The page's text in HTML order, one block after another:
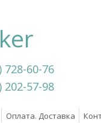
728-60-76
202-57-98
Оплата. Доставка